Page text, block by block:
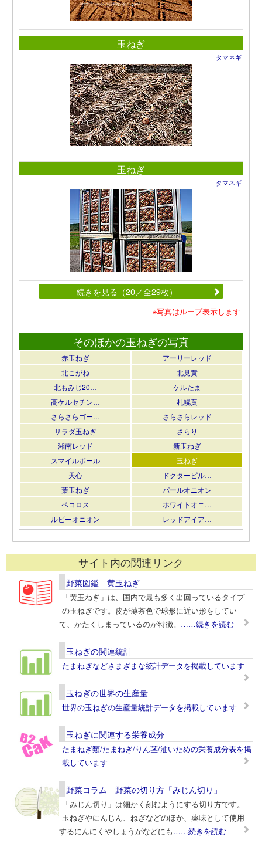
玉ねぎ
タマネギ
玉ねぎ
タマネギ
続きを見る（20／全29枚）
※写真はループ表示します
そのほかの玉ねぎの写真
赤玉ねぎ
アーリーレッド
北こがね
北見黄
北もみじ20…
ケルたま
高ケルセチン…
札幌黄
さらさらゴー…
さらさらレッド
サラダ玉ねぎ
さらり
湘南レッド
新玉ねぎ
スマイルボール
玉ねぎ
天心
ドクターピル…
葉玉ねぎ
パールオニオン
ペコロス
ホワイトオニ…
ルビーオニオン
レッドアイア…
サイト内の関連リンク
野菜図鑑 黄玉ねぎ
「黄玉ねぎ」は、国内で最も多く出回っているタイプ
の玉ねぎです。皮が薄茶色で球形に近い形をしてい
て、かたくしまっているのが特徴。 ……続きを読む
玉ねぎの関連統計
たまねぎなどさまざまな統計データを掲載しています
玉ねぎの世界の生産量
世界の玉ねぎの生産量統計データを掲載しています
玉ねぎに関連する栄養成分
たまねぎ類/たまねぎ/りん茎/油いための栄養成分表を掲
載しています
野菜コラム 野菜の切り方「みじん切り」
「みじん切り」は細かく刻むようにする切り方です。
玉ねぎやにんじん、ねぎなどのほか、薬味として使用
するにんにくやしょうがなどにも……続きを読む